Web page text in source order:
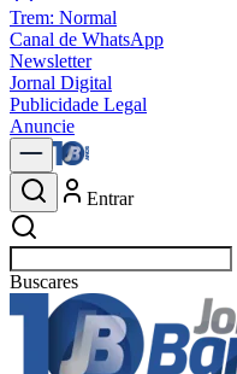
Trem: Normal
Canal de WhatsApp
Newsletter
Jornal Digital
Publicidade Legal
Anuncie
Entrar
Buscarno